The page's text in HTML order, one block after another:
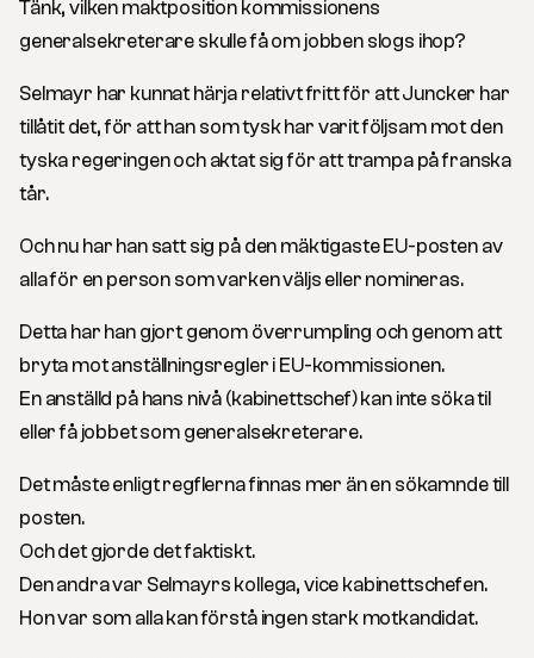
Tänk, vilken maktposition kommissionens
generalsekreterare skulle få om jobben slogs ihop?
Selmayr har kunnat härja relativt fritt för att Juncker har
tillåtit det, för att han som tysk har varit följsam mot den
tyska regeringen och aktat sig för att trampa på franska
tår.
Och nu har han satt sig på den mäktigaste EU-posten av
alla för en person som varken väljs eller nomineras.
Detta har han gjort genom överrumpling och genom att
bryta mot anställningsregler i EU-kommissionen.
En anställd på hans nivå (kabinettschef) kan inte söka til
eller få jobbet som generalsekreterare.
Det måste enligt regflerna finnas mer än en sökamnde till
posten.
Och det gjorde det faktiskt.
Den andra var Selmayrs kollega, vice kabinettschefen.
Hon var som alla kan förstå ingen stark motkandidat.